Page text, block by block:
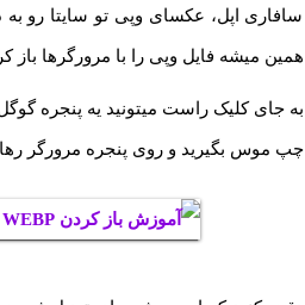
سافاری اپل، عکسای وپی تو سایتا رو
همین میشه فایل وپی را با مرورگرها باز
به جای کلیک راست میتونید یه پنجره گوگل
چپ موس بگیرید و روی پنجره مرورگر رها